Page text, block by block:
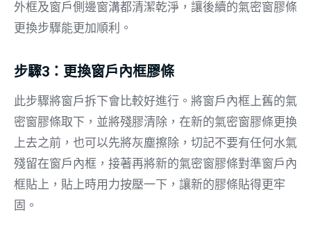
外框及窗戶側邊窗溝都清潔乾淨，讓後續的氣密窗膠條
更換步驟能更加順利。
步驟3：更換窗戶內框膠條
此步驟將窗戶拆下會比較好進行。將窗戶內框上舊的氣
密窗膠條取下，並將殘膠清除，在新的氣密窗膠條更換
上去之前，也可以先將灰塵擦除，切記不要有任何水氣
殘留在窗戶內框，接著再將新的氣密窗膠條對準窗戶內
框貼上，貼上時用力按壓一下，讓新的膠條貼得更牢
固。